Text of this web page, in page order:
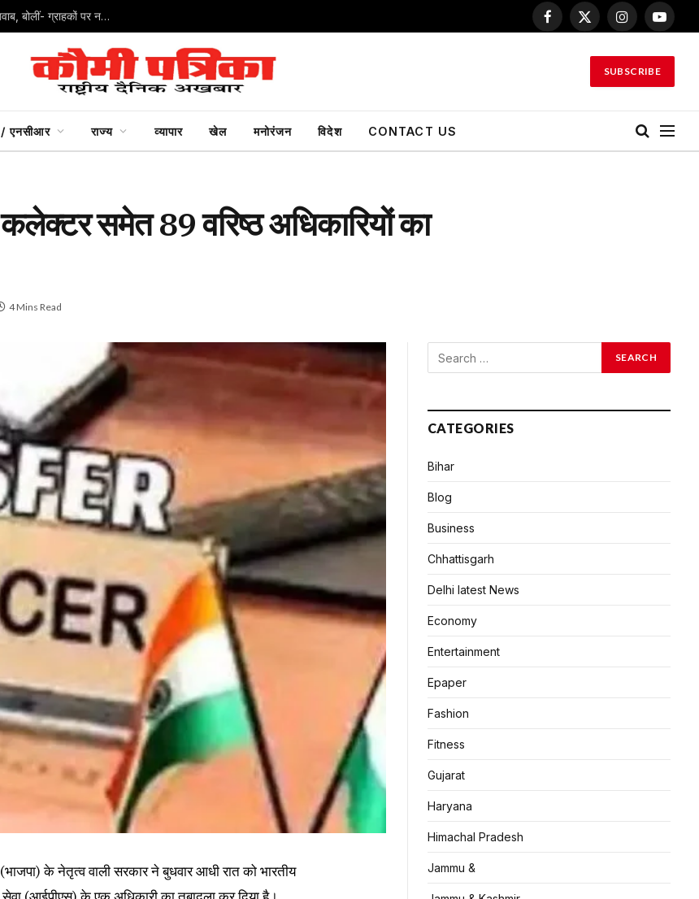
UPI पर अफवाह न फैलाएं… निर्मला सीतारमण ने जयराम रमेश को दिया जवाब, बोलीं- ग्राहकों पर नहीं लगेगा शुल्क
Facebook
X
Instagram
SUBSCRIBE
/ एनसीआर राज्य व्यापार खेल मनोरंजन विदेश CONTACT US
समेत 89 वरिष्ठ अधिकारियों का
4 Mins Read
(भाजपा) के नेतृत्व वाली सरकार ने बुधवार आधी रात को भारतीय
CATEGORIES
Bihar
Blog
Business
Chhattisgarh
Delhi latest News
Economy
Entertainment
Epaper
Fashion
Fitness
Gujarat
Haryana
Himachal Pradesh
Jammu &